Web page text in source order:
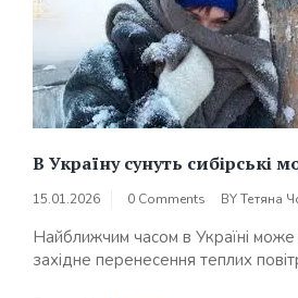
В Україну сунуть сибірські
15.01.2026 0 Comments BYТетяна
Найближчим часом в Україні
західне перенесення теплих